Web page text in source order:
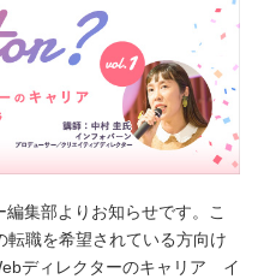
集部よりお知らせです。こ
職を希望されている方向け
ディレクターのキャリア イ